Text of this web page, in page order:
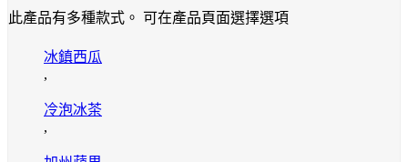
此產品有多種款式。 可在產品頁面選擇選項
冰鎮西瓜
,
冷泡冰茶
,